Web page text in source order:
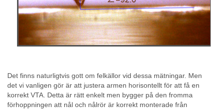
Det finns naturligtvis gott om felkällor vid dessa mätningar. Men
det vi vanligen gör är att justera armen horisontellt för att få en
korrekt VTA. Detta är rätt enkelt men bygger på den fromma
förhoppningen att nål och nålrör är korrekt monterade från